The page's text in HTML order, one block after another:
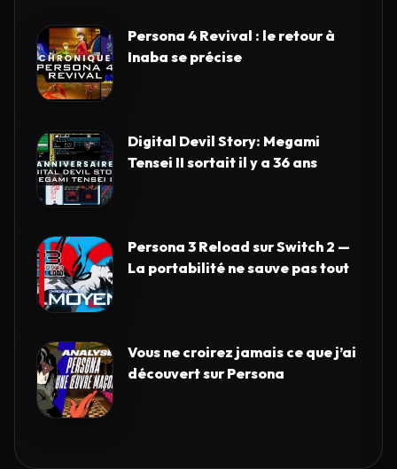
Persona 4 Revival : le retour à
Inaba se précise
Digital Devil Story: Megami
Tensei II sortait il y a 36 ans
Persona 3 Reload sur Switch 2 —
La portabilité ne sauve pas tout
Vous ne croirez jamais ce que j’ai
découvert sur Persona